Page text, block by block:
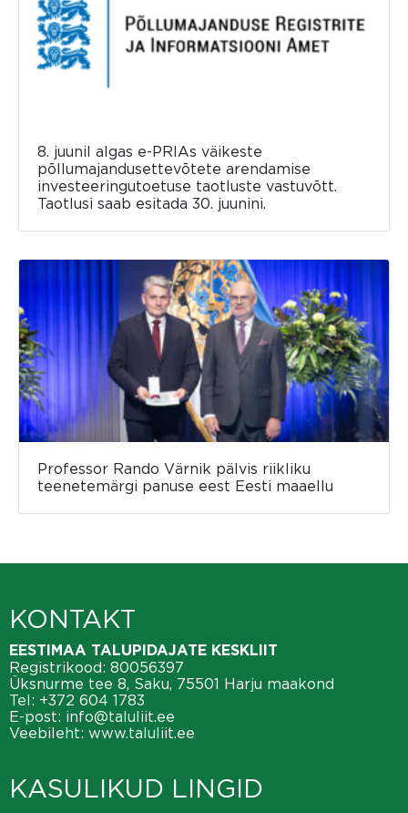
8. juunil algas e-PRIAs väikeste
põllumajandusettevõtete arendamise
investeeringutoetuse taotluste vastuvõtt.
Taotlusi saab esitada 30. juunini.
Professor Rando Värnik pälvis riikliku
teenetemärgi panuse eest Eesti maaellu
KONTAKT
EESTIMAA TALUPIDAJATE KESKLIIT
Registrikood: 80056397
Üksnurme tee 8, Saku, 75501 Harju maakond
Tel: +372 604 1783
E-post: info@taluliit.ee
Veebileht: www.taluliit.ee
KASULIKUD LINGID